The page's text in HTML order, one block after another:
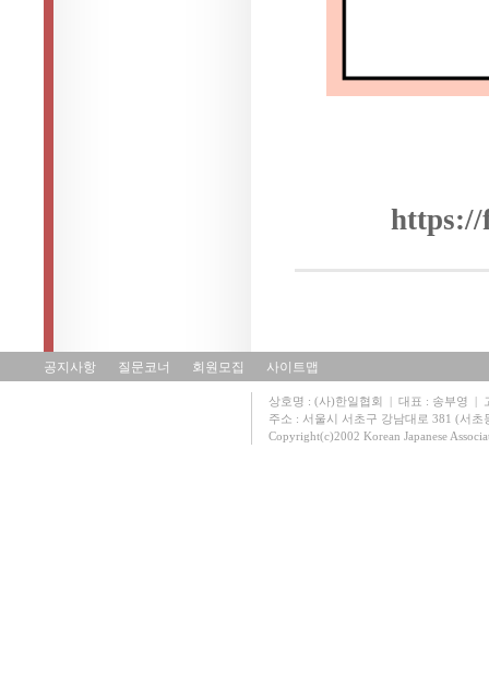
공지사항 질문코너 회원모집 사이트맵
상호명 : (사)한일협회 | 대표 : 송부영 |
주소 : 서울시 서초구 강남대로 381 (서
Copyright(c)2002 Korean Japanese